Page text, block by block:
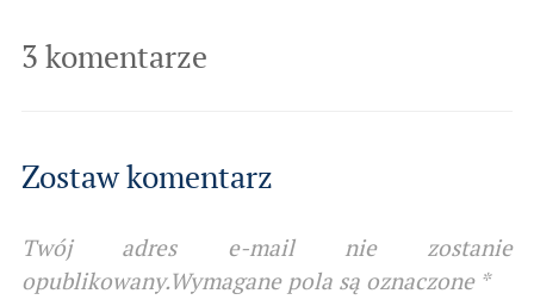
3 komentarze
Zostaw komentarz
Twój adres e-mail nie zostanie
opublikowany.Wymagane pola są oznaczone *